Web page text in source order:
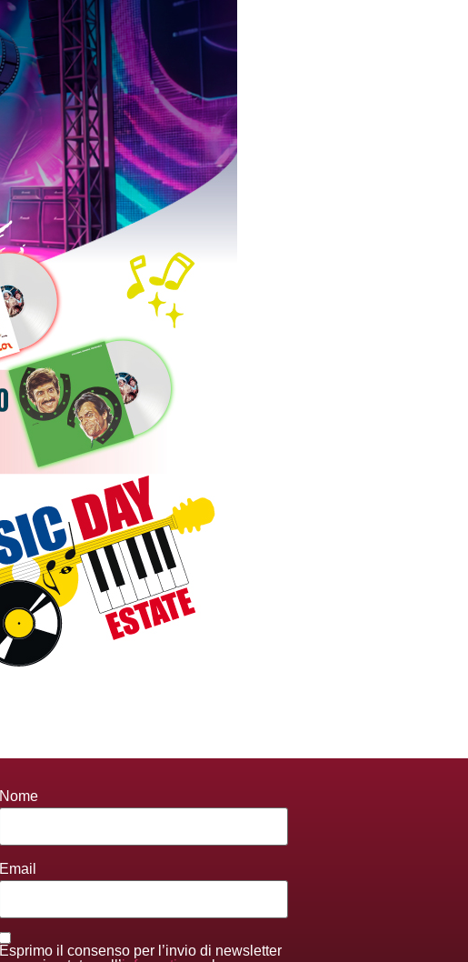
Nome
Email
Esprimo il consenso per l’invio di newsletter